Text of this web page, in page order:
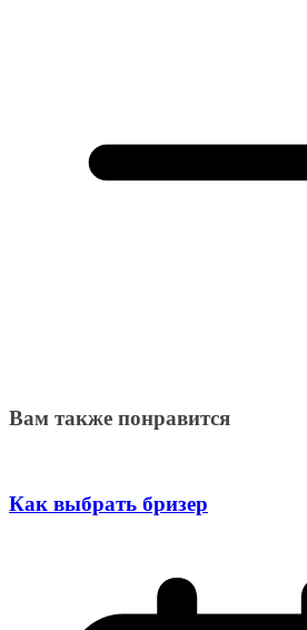
Вам также понравится
Как выбрать бризер